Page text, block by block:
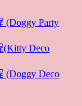
(Doggy Party
Deco
(Doggy Deco